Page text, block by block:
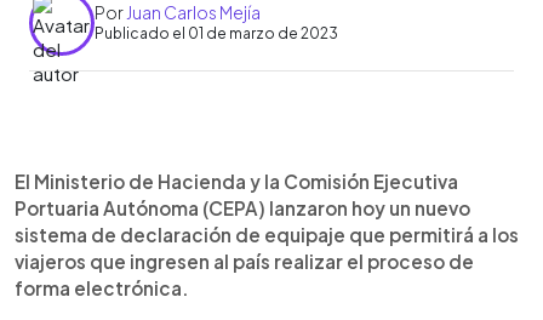
Por Juan Carlos Mejía
Publicado el 01 de marzo de 2023
Escuchar artículo
El Ministerio de Hacienda y la Comisión Ejecutiva
Portuaria Autónoma (CEPA) lanzaron hoy un nuevo
sistema de declaración de equipaje que permitirá a los
viajeros que ingresen al país realizar el proceso de
forma electrónica.